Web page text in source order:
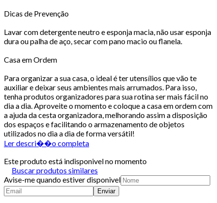
Dicas de Prevenção
Lavar com detergente neutro e esponja macia, não usar esponja
dura ou palha de aço, secar com pano macio ou flanela.
Casa em Ordem
Para organizar a sua casa, o ideal é ter utensílios que vão te
auxiliar e deixar seus ambientes mais arrumados. Para isso,
tenha produtos organizadores para sua rotina ser mais fácil no
dia a dia. Aproveite o momento e coloque a casa em ordem com
a ajuda da cesta organizadora, melhorando assim a disposição
dos espaços e facilitando o armazenamento de objetos
utilizados no dia a dia de forma versátil!
Ler descri��o completa
Este produto está indisponivel no momento
Buscar produtos similares
Avise-me quando estiver disponivel
Enviar